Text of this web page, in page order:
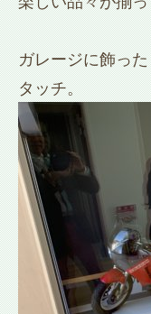
ガレージに飾っ
タッチ。